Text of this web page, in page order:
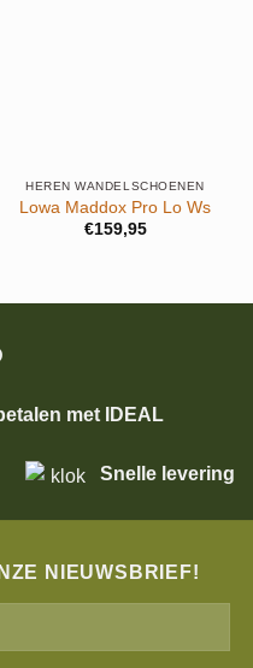
HEREN WANDELSCHOENEN
Lowa Maddox Pro Lo Ws
€159,95
met IDEAL
Snelle levering
NIEUWSBRIEF!